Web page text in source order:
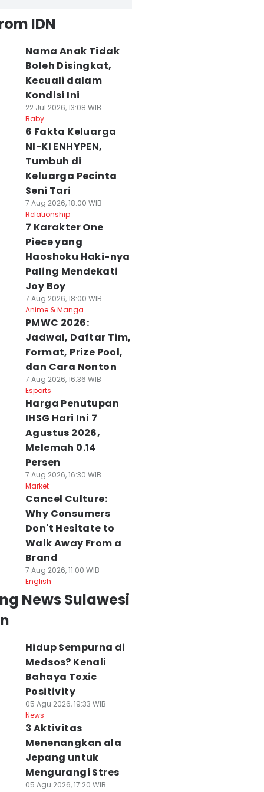
IDN
Nama Anak Tidak
Boleh Disingkat,
Kecuali dalam
Kondisi Ini
22 Jul 2026, 13:08 WIB
Baby
6 Fakta Keluarga
NI-KI ENHYPEN,
Tumbuh di
Keluarga Pecinta
Seni Tari
7 Aug 2026, 18:00 WIB
Relationship
7 Karakter One
Piece yang
Haoshoku Haki-nya
Paling Mendekati
Joy Boy
7 Aug 2026, 18:00 WIB
Anime & Manga
PMWC 2026:
Jadwal, Daftar Tim,
Format, Prize Pool,
dan Cara Nonton
7 Aug 2026, 16:36 WIB
Esports
Harga Penutupan
IHSG Hari Ini 7
Agustus 2026,
Melemah 0.14
Persen
7 Aug 2026, 16:30 WIB
Market
Cancel Culture:
Why Consumers
Don't Hesitate to
Walk Away From a
Brand
7 Aug 2026, 11:00 WIB
English
News Sulawesi
Hidup Sempurna di
Medsos? Kenali
Bahaya Toxic
Positivity
05 Agu 2026, 19:33 WIB
News
3 Aktivitas
Menenangkan ala
Jepang untuk
Mengurangi Stres
05 Agu 2026, 17:20 WIB